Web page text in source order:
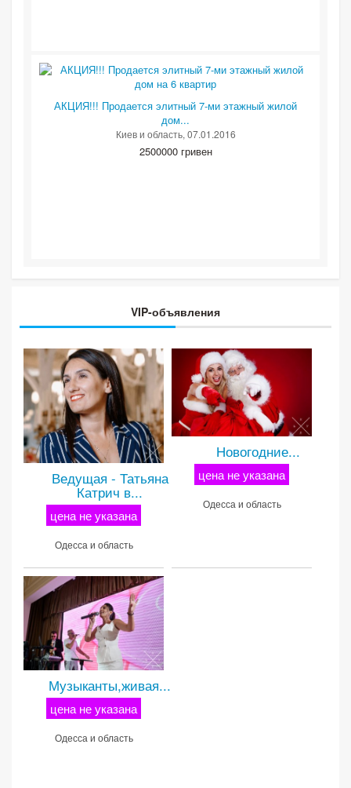
АКЦИЯ!!! Продается элитный 7-ми этажный жилой
дом...
Киев и область, 07.01.2016
2500000 гривен
VIP-объявления
Ведущая - Татьяна
Катрич в...
цена не указана
Одесса и область
Новогодние...
цена не указана
Одесса и область
Музыканты,живая...
цена не указана
Одесса и область